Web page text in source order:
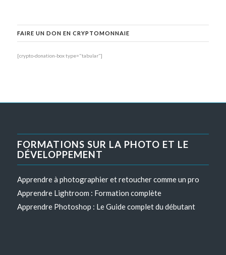
FAIRE UN DON EN CRYPTOMONNAIE
[crypto-donation-box type="tabular"]
FORMATIONS SUR LA PHOTO ET LE
DÉVELOPPEMENT
Apprendre à photographier et retoucher comme un pro
Apprendre Lightroom : Formation complète
Apprendre Photoshop : Le Guide complet du débutant